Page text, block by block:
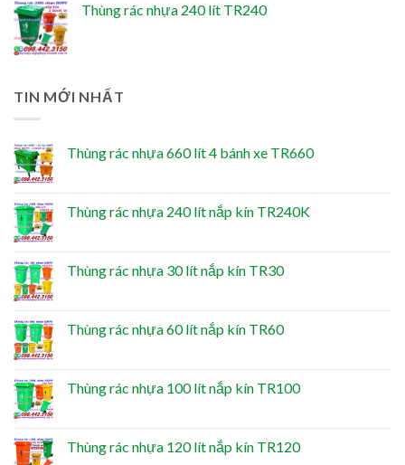
Thùng rác nhựa 240 lít TR240
TIN MỚI NHẤT
Thùng rác nhựa 660 lít 4 bánh xe TR660
Thùng rác nhựa 240 lít nắp kín TR240K
Thùng rác nhựa 30 lít nắp kín TR30
Thùng rác nhựa 60 lít nắp kín TR60
Thùng rác nhựa 100 lít nắp kín TR100
Thùng rác nhựa 120 lít nắp kín TR120